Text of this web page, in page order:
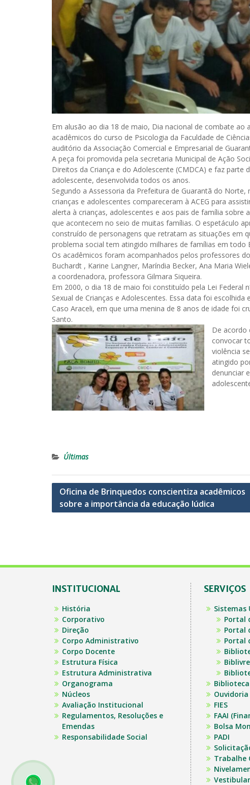
Em alusão ao dia 18 de maio, Dia nacional de combate
acadêmicos do curso de Psicologia da Faculdade de
auditório da Associação Comercial e Empresarial de
A peça foi promovida pela secretaria Municipal de Ação
Direitos da Criança e do Adolescente (CMDCA) e faz
adolescente, desenvolvida todos os anos.
Segundo a Assessoria da Prefeitura de Guarantã do Norte,
crianças e adolescentes compareceram à ACEG para
alerta à crianças, adolescentes e aos pais de família sobre
que acontecem no seio de muitas famílias. O espetáculo
construído de personagens que retratam as situações em
problema social tem atingido milhares de famílias em todo
Os acadêmicos foram acompanhados pelos professores
Buchardt , Karine Langner, Maríndia Becker, Ana Maria
a coordenadora, professora Gilmara Siqueira.
Em 2000, o dia 18 de maio foi constituído pela Lei Federal
Sexual de Crianças e Adolescentes. Essa data foi
Caso Araceli, em que uma menina de 8 anos de idade foi
Santo.
De acordo
convocar
violência
atingido
denunciar
Últimas
Navegação
de
Oficina de Brinquedos conscientiza acadêmicos
sobre a importância da educação lúdica
INSTITUCIONAL
História
Corporativo
Direção
Corpo Administrativo
Corpo Docente
Estrutura Física
Estrutura Administrativa
Organograma
Núcleos
Avaliação Institucional
Regulamentos, Resoluções e
Emendas
Responsabilidade Social
SERVIÇOS
Sistemas
Portal
Portal
Portal
Biblivre
Biblioteca
Ouvidoria
FIES
FAAI
Bolsa
PADI
Trabalhe
Vestibular